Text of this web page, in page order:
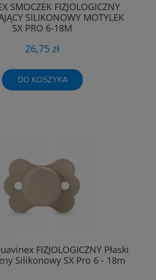
SMOCZEK FIZJOLOGICZNY
SILIKONOWY MOTYLEK
SX PRO 6-18M
26,75 zł
DO KOSZYKA
FIZJOLOGICZNY Płaski
Silikonowy SX Pro 6 - 18m